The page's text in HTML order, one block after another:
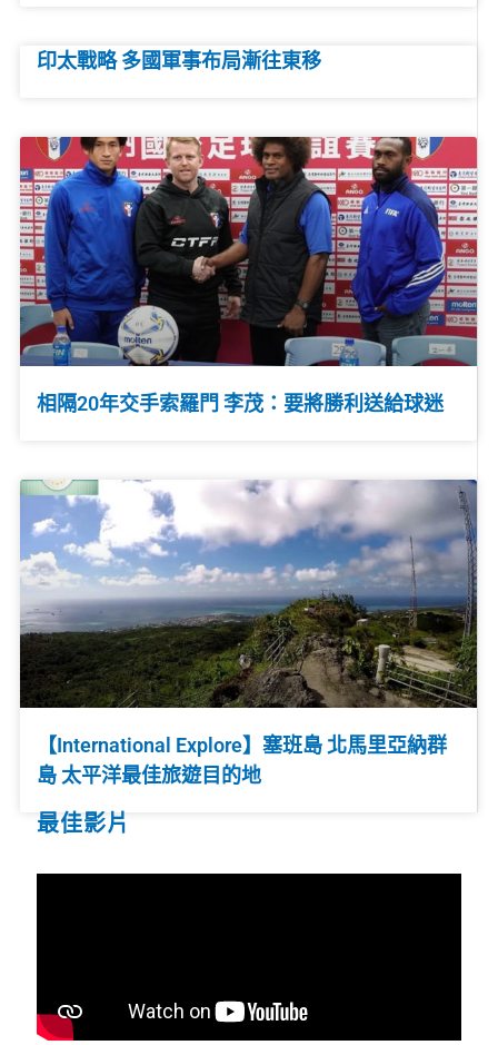
印太戰略 多國軍事布局漸往東移
相隔20年交手索羅門 李茂：要將勝利送給球迷
【International Explore】塞班島 北馬里亞納群
島 太平洋最佳旅遊目的地
最佳影片